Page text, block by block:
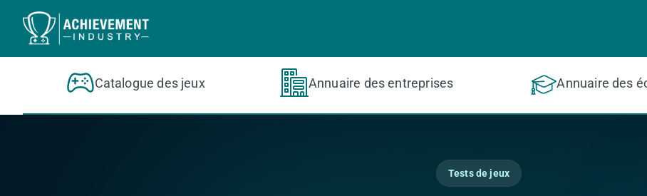
Aller au contenu principal
Catalogue des jeux Annuaire des entreprises Annuaire des
Tests de jeux